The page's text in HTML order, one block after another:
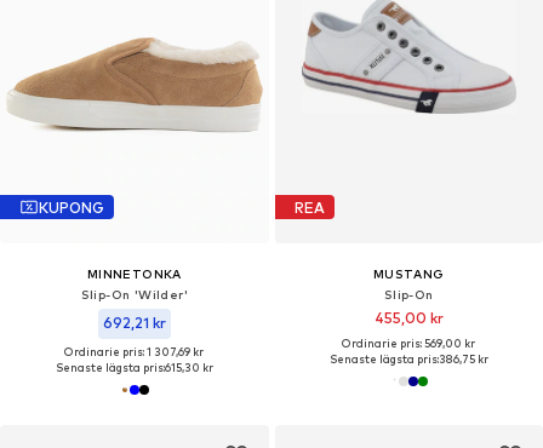
KUPONG
MINNETONKA
Slip-On 'Wilder'
692,21 kr
Ordinarie pris: 1 307,69 kr
Senaste lägsta pris:615,30 kr
REA
MUSTANG
Slip-On
455,00 kr
Ordinarie pris: 569,00 kr
Senaste lägsta pris:386,75 kr